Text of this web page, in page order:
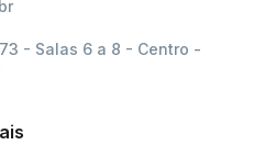
- Salas 6 a 8 - Centro -